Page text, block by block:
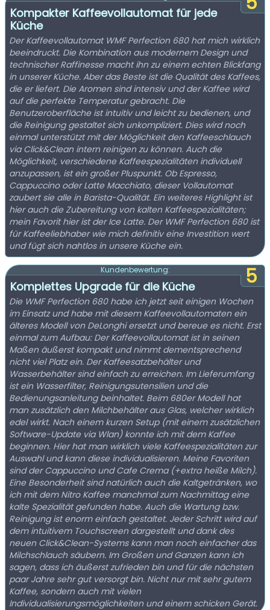
Kompakter Kaffeevollautomat für jede
Küche
Der Kaffeevollautomat WMF Perfection 680 hat mich wirklich
beeindruckt. Die Kombination aus modernem Design und
technischer Raffinesse macht ihn zu einem echten Blickfang
in unserer Küche. Aber das Beste ist die Qualität des Kaffees,
die er liefert. Die Aromen sind intensiv und der Kaffee wird
auf die perfekte Temperatur gebracht. Die
Benutzeroberfläche ist intuitiv und leicht zu bedienen, und
die Reinigung gestaltet sich unkompliziert. Dies wird noch
einmal unterstützt mit der Möglichkeit den Kaffeeschlauch
via Click&Clean intern reinigen zu können. Auch die
Möglichkeit, verschiedene Kaffeespezialitäten individuell
anzupassen, ist ein großer Pluspunkt. Ob Espresso,
Cappuccino oder Latte Macchiato, dieser Vollautomat
zaubert sie alle in Barista-Qualität. Ein weiteres Highlight ist
hier auch die Zubereitung von kalten Kaffeespezialitäten;
mein Favorit hier ist der Ice Latte. Der WMF Perfection 680 ist
für Kaffeeliebhaber wie mich definitiv eine Investition wert
und fügt sich nahtlos in unsere Küche ein.
5
Kundenbewertung:
Komplettes Upgrade für die Küche
Die WMF Perfection 680 habe ich jetzt seit einigen Wochen
im Einsatz und habe mit diesem Kaffeevollautomaten ein
älteres Modell von DeLonghi ersetzt und bereue es nicht. Erst
einmal zum Aufbau: Der Kaffeevollautomat ist in seinen
Maßen äußerst kompakt und nimmt dementsprechend
nicht viel Platz ein. Der Kaffeesatzbehälter und
Wasserbehälter sind einfach zu erreichen. Im Lieferumfang
ist ein Wasserfilter, Reinigungsutensilien und die
Bedienungsanleitung beinhaltet. Beim 680er Modell hat
man zusätzlich den Milchbehälter aus Glas, welcher wirklich
edel wirkt. Nach einem kurzen Setup (mit einem zusätzlichen
Software-Update via Wlan) konnte ich mit dem Kaffee
beginnen. Hier hat man wirklich viele Kaffeespezialitäten zur
Auswahl und kann diese individualisieren. Meine Favoriten
sind der Cappuccino und Cafe Crema (+extra heiße Milch).
Eine Besonderheit sind natürlich auch die Kaltgetränken, wo
ich mit dem Nitro Kaffee manchmal zum Nachmittag eine
kalte Spezialität gefunden habe. Auch die Wartung bzw.
Reinigung ist enorm einfach gestaltet. Jeder Schritt wird auf
dem intuitivem Touchscreen dargestellt und dank des
neuen Click&Clean-Systems kann man noch einfacher das
Milchschlauch säubern. Im Großen und Ganzen kann ich
sagen, dass ich äußerst zufrieden bin und für die nächsten
paar Jahre sehr gut versorgt bin. Nicht nur mit sehr gutem
Kaffee, sondern auch mit vielen
Individualisierungsmöglichkeiten und einem schicken Gerät.